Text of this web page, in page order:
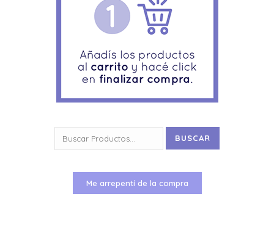
por:
BUSCAR
Me arrepentí de la compra